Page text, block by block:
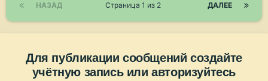
НАЗАД ДАЛЕЕ
Страница 1 из 2
Для публикации сообщений создайте
учётную запись или авторизуйтесь